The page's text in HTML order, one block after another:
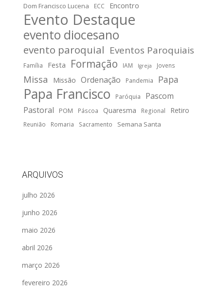
Dom Francisco Lucena
ECC Encontro
Evento Destaque
evento diocesano
evento paroquial Eventos Paroquiais
Família Festa Formação IAM Igreja Jovens
Missa Missão Ordenação Pandemia Papa
Papa Francisco Paróquia
Pascom
Pastoral
POM Páscoa Quaresma Regional Retiro
Reunião Romaria Sacramento Semana Santa
ARQUIVOS
julho 2026
junho 2026
maio 2026
abril 2026
março 2026
fevereiro 2026